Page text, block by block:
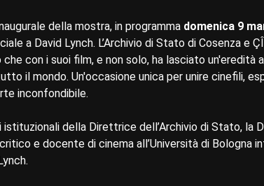
della mostra, in programma domenica 9
a David Lynch. L’Archivio di Stato di Cosenza e
con i suoi film, e non solo, ha lasciato
il mondo. Un'occasione unica per unire cinefili,
inconfondibile.
istituzionali della Direttrice dell’Archivio di Stato, la
e docente di cinema all’Università di Bologna